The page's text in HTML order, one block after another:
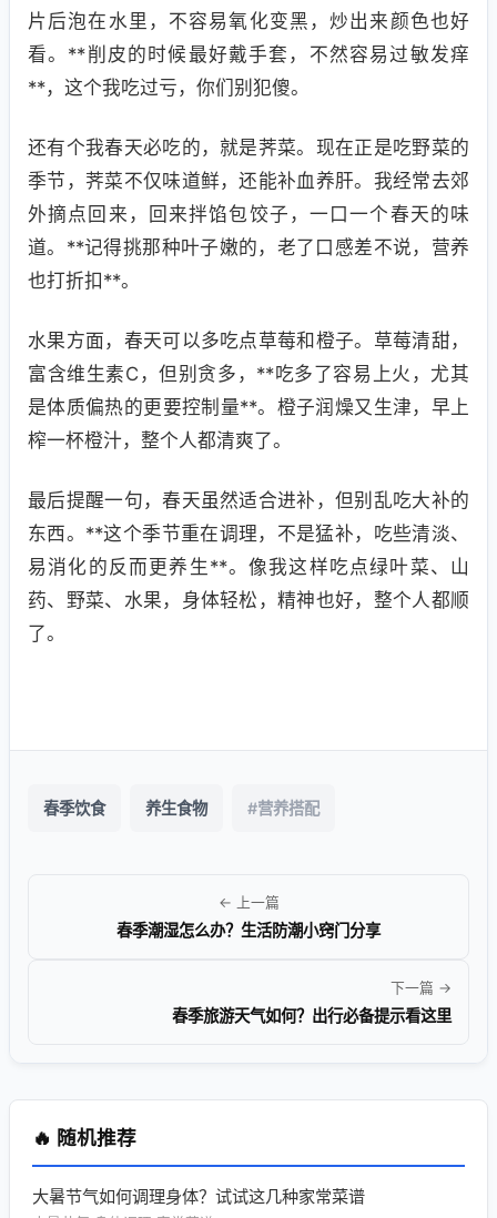
片后泡在水里，不容易氧化变黑，炒出来颜色也好
看。**削皮的时候最好戴手套，不然容易过敏发痒
**，这个我吃过亏，你们别犯傻。
还有个我春天必吃的，就是荠菜。现在正是吃野菜的
季节，荠菜不仅味道鲜，还能补血养肝。我经常去郊
外摘点回来，回来拌馅包饺子，一口一个春天的味
道。**记得挑那种叶子嫩的，老了口感差不说，营养
也打折扣**。
水果方面，春天可以多吃点草莓和橙子。草莓清甜，
富含维生素C，但别贪多，**吃多了容易上火，尤其
是体质偏热的更要控制量**。橙子润燥又生津，早上
榨一杯橙汁，整个人都清爽了。
最后提醒一句，春天虽然适合进补，但别乱吃大补的
东西。**这个季节重在调理，不是猛补，吃些清淡、
易消化的反而更养生**。像我这样吃点绿叶菜、山
药、野菜、水果，身体轻松，精神也好，整个人都顺
了。
春季饮食 养生食物 #营养搭配
← 上一篇
春季潮湿怎么办？生活防潮小窍门分享
下一篇 →
春季旅游天气如何？出行必备提示看这里
🔥 随机推荐
大暑节气如何调理身体？试试这几种家常菜谱